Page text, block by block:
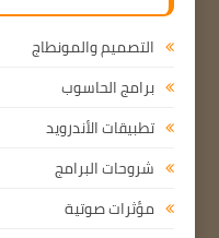
التصميم والمونطاج
برامج الحاسوب
تطبيقات الأندرويد
شروحات البرامج
مؤثرات صوتية